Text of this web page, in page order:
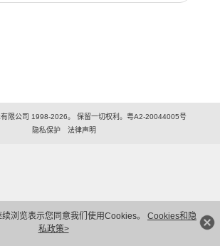
浏览表示您同意我们使用Cookies。 Cookies和隐
私政策>
限公司 1998-2026。 保留一切权利。粤A2-20044005号
隐私保护
法律声明